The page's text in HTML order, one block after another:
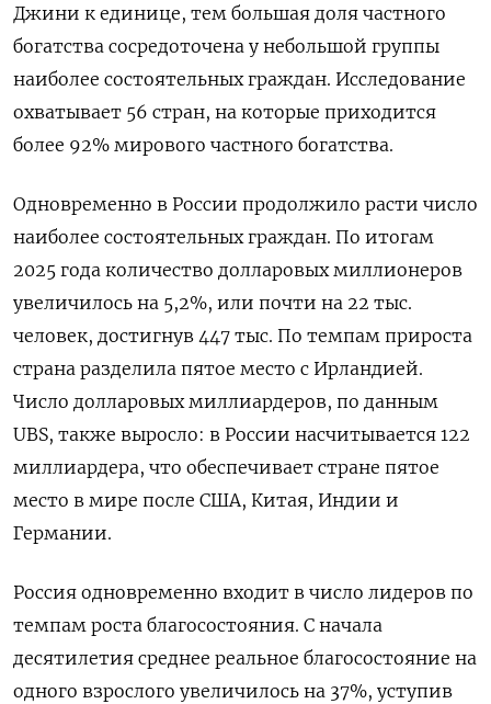
Джини к единице, тем большая доля частного
богатства сосредоточена у небольшой группы
наиболее состоятельных граждан. Исследование
охватывает 56 стран, на которые приходится
более 92% мирового частного богатства.
Одновременно в России продолжило расти число
наиболее состоятельных граждан. По итогам
2025 года количество долларовых миллионеров
увеличилось на 5,2%, или почти на 22 тыс.
человек, достигнув 447 тыс. По темпам прироста
страна разделила пятое место с Ирландией.
Число долларовых миллиардеров, по данным
UBS, также выросло: в России насчитывается 122
миллиардера, что обеспечивает стране пятое
место в мире после США, Китая, Индии и
Германии.
Россия одновременно входит в число лидеров по
темпам роста благосостояния. С начала
десятилетия среднее реальное благосостояние на
одного взрослого увеличилось на 37%, уступив